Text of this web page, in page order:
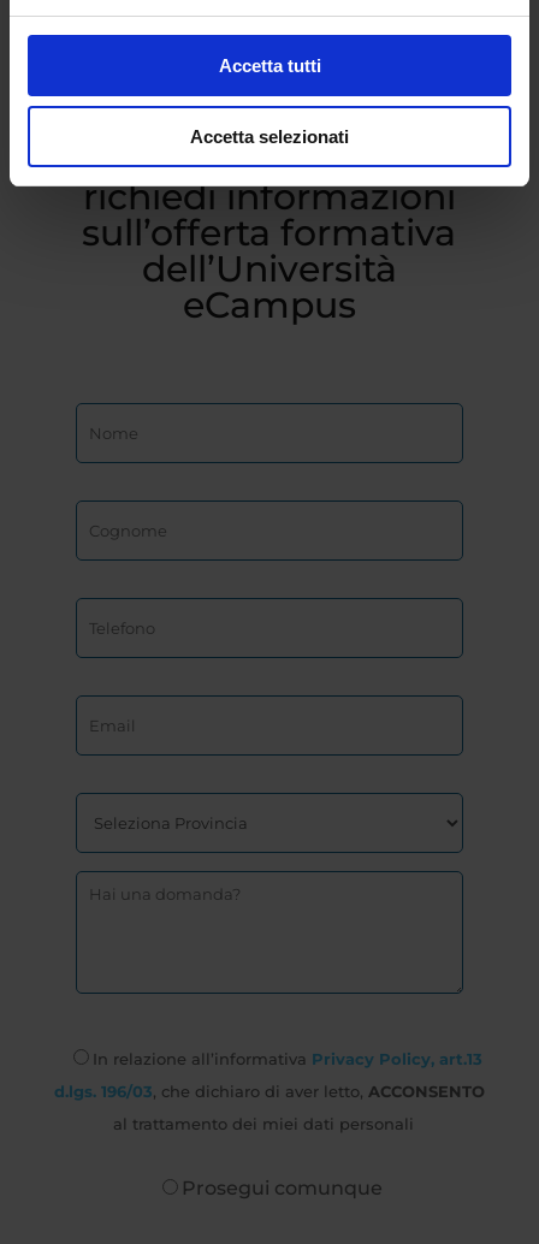
Accetta tutti
Accetta selezionati
Compila il form e
richiedi informazioni
sull’offerta formativa
dell’Università
eCampus
In relazione all’informativa Privacy Policy, art.13
d.lgs. 196/03 , che dichiaro di aver letto, ACCONSENTO
al trattamento dei miei dati personali
Prosegui comunque